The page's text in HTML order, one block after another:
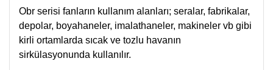
Obr serisi fanların kullanım alanları; seralar, fabrikalar,
depolar, boyahaneler, imalathaneler, makineler vb gibi
kirli ortamlarda sıcak ve tozlu havanın
sirkülasyonunda kullanılır.